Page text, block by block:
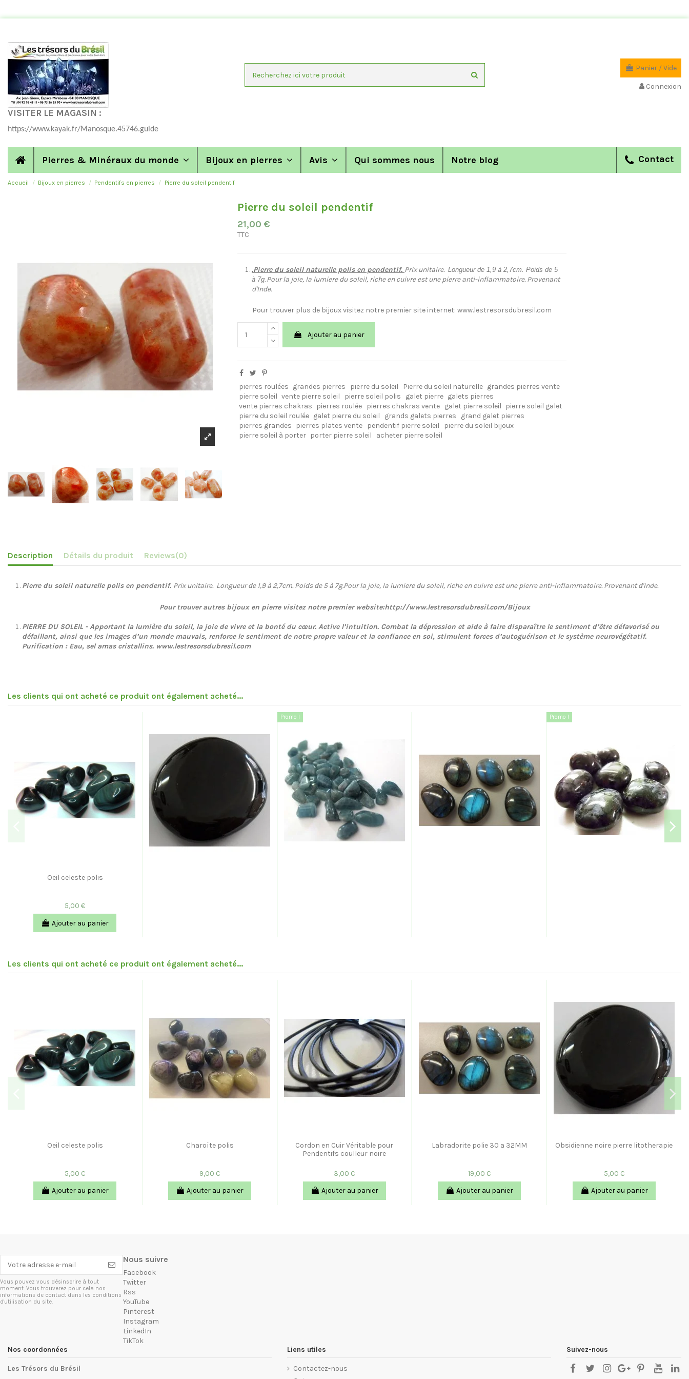
Panier / Vide
Connexion
VISITER LE MAGASIN :
https://www.kayak.fr/Manosque.45746.guide
Pierres & Minéraux du monde Bijoux en pierres Avis Contact
Qui sommes nous Notre blog
Accueil Bijoux en pierres Pendentifs en pierres Pierre du soleil pendentif
Pierre du soleil pendentif
21,00 €
TTC
.Pierre du soleil naturelle polis en pendentif. Prix unitaire. Longueur de 1,9 à 2,7cm. Poids de 5
à 7g. Pour la joie, la lumiere du soleil, riche en cuivre est une pierre anti-inflammatoire. Provenant
d'Inde.
Pour trouver plus de bijoux visitez notre premier site internet: www.lestresorsdubresil.com
Ajouter au panier
pierres roulées grandes pierres pierre du soleil Pierre du soleil naturelle grandes pierres vente
pierre soleil vente pierre soleil pierre soleil polis galet pierre galets pierres
vente pierres chakras
pierres roulée pierres chakras vente galet pierre soleil
pierre soleil galet
pierre du soleil roulée galet pierre du soleil grands galets pierres
grand galet pierres
pierres grandes
pierres plates vente pendentif pierre soleil
pierre du soleil bijoux
pierre soleil à porter
porter pierre soleil acheter pierre soleil
Description Détails du produit Reviews(0)
Pierre du soleil naturelle polis en pendentif. Prix unitaire. Longueur de 1,9 à 2,7cm. Poids de 5 à 7g.Pour la joie, la lumiere du soleil, riche en cuivre est une pierre anti-inflammatoire. Provenant d'Inde.
Pour trouver autres bijoux en pierre visitez notre premier website:http://www.lestresorsdubresil.com/Bijoux
PIERRE DU SOLEIL - Apportant la lumière du soleil, la joie de vivre et la bonté du cœur. Active l’intuition. Combat la dépression et aide à faire disparaître le sentiment d’être défavorisé ou
défaillant, ainsi que les images d’un monde mauvais, renforce le sentiment de notre propre valeur et la confiance en soi, stimulent forces d’autoguérison et le système neurovégétatif.
Purification : Eau, sel amas cristallins. www.lestresorsdubresil.com
Les clients qui ont acheté ce produit ont également acheté...
Oeil celeste polis
5,00 €
Ajouter au panier
Promo ! Promo !
Les clients qui ont acheté ce produit ont également acheté...
Oeil celeste polis
5,00 €
Ajouter au panier
Charoïte polis
9,00 €
Ajouter au panier
Cordon en Cuir Véritable pour
Pendentifs coulleur noire
3,00 €
Ajouter au panier
Labradorite polie 30 a 32MM
19,00 €
Ajouter au panier
Obsidienne noire pierre litotherapie
5,00 €
Ajouter au panier
Vous pouvez vous désinscrire à tout
moment. Vous trouverez pour cela nos
informations de contact dans les conditions
d'utilisation du site.
Nous suivre
Facebook
Twitter
Rss
YouTube
Pinterest
Instagram
LinkedIn
TikTok
Nos coordonnées
Les Trésors du Brésil
Liens utiles
Contactez-nous
Suivez-nous